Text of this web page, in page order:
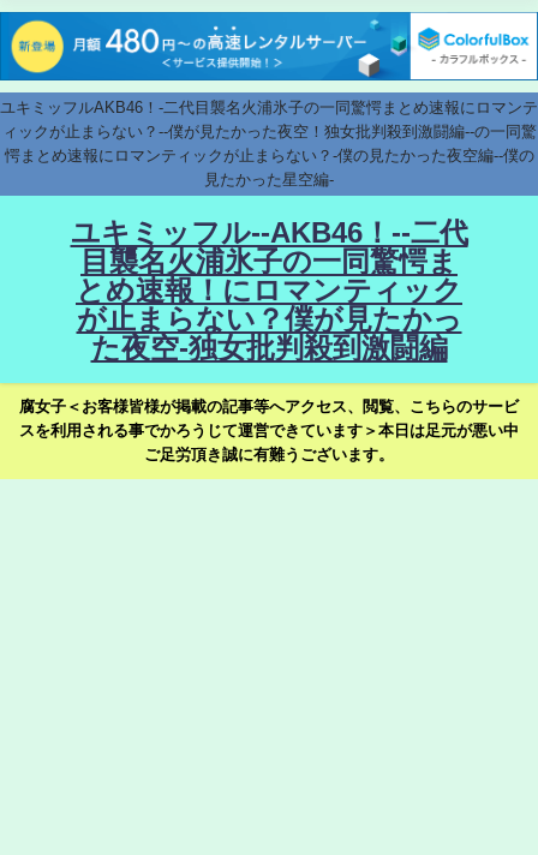
ユキミッフルAKB46！-二代目襲名火浦氷子の一同驚愕まとめ速報にロマンテ
ィックが止まらない？--僕が見たかった夜空！独女批判殺到激闘編--の一同驚
愕まとめ速報にロマンティックが止まらない？-僕の見たかった夜空編--僕の
見たかった星空編-
ユキミッフル--AKB46！--二代
目襲名火浦氷子の一同驚愕ま
とめ速報！にロマンティック
が止まらない？僕が見たかっ
た夜空-独女批判殺到激闘編
腐女子＜お客様皆様が掲載の記事等へアクセス、閲覧、こちらのサービ
スを利用される事でかろうじて運営できています＞本日は足元が悪い中
ご足労頂き誠に有難うございます。